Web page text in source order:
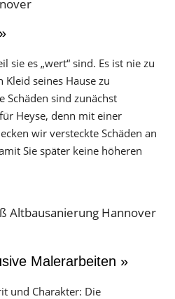
sie es „wert“ sind. Es ist nie zu
seines Hause zu
Schäden sind zunächst
Heyse, denn mit einer
wir versteckte Schäden an
Sie später keine höheren
Malerarbeiten »
und Charakter: Die